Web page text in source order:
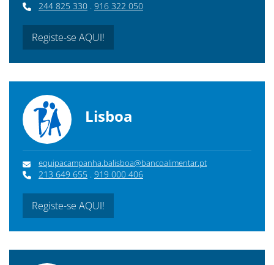
244 825 330 . 916 322 050
Registe-se AQUI!
Lisboa
equipacampanha.balisboa@bancoalimentar.pt
213 649 655 . 919 000 406
Registe-se AQUI!